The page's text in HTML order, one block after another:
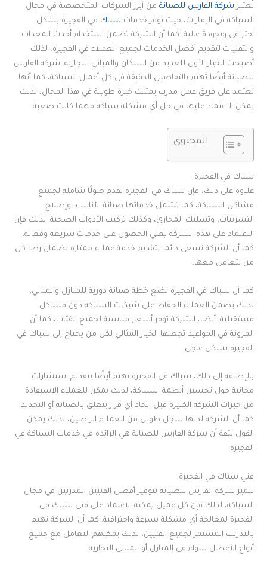
تُعتبر شركة الفارس للصيانة من أبرز الشركات المتخصصة في مجال
السباكة في الإمارات، حيث توفر خدمات سباك في الفجيرة بشكل
احترافي وبجودة عالية. كما أن الشركة تضمن استخدام أحدث المعدات
والتقنيات لتقديم أفضل الخدمات لجميع العملاء في الفجيرة، لذلك
أصبحت الخيار الأول للعديد من السكان والمباني التجارية. شركة الفارس
للصيانة أيضًا تهتم بالتفاصيل الدقيقة في كل أعمال السباكة، كما أنها
تعتمد على فريق عمل مدرب يمتلك خبرة طويلة في هذا المجال، لذلك
يمكن الاعتماد عليها في حل أي مشكلة سباكة مهما كانت صعبة.
المحتوى
سباك في الفجيرة
علاوة على ذلك، فإن سباك في الفجيرة تقدم حلولًا شاملة لجميع
مشاكل السباكة، كما تشمل خدماتها صيانة الأنابيب، وإصلاح
التسريبات، وتسليك المجاري، وكذلك تركيب الأدوات الصحية. لذلك فإن
الاعتماد على هذه الشركة يعني الحصول على خدمات سريعة وفعالة،
كما أن الشركة تسعى دائما لتقديم خدمة عملاء ممتازة لضمان رضا كل
من يتعامل معها.
كما أن سباك في الفجيرة تضع خطة صيانة دورية للمنازل والمباني،
لذلك يضمن العملاء الحفاظ على شبكات السباكة دون مشاكل
مستقبلية. أيضا، الشركة توفر أسعار مناسبة لجميع الفئات، كما أن
المرونة في المواعيد تجعلها الخيار المثالي لكل من يحتاج إلى سباك في
الفجيرة بشكل عاجل.
بالإضافة إلى ذلك، سباك في الفجيرة تهتم أيضًا بتقديم استشارات
مجانية حول تحسين أنظمة السباكة، لذلك يمكن للعملاء الاستفادة
من خبرات الشركة الكبيرة قبل اتخاذ أي قرار يتعلق بالصيانة أو التجديد.
كما أن الشركة لديها سجل طويل من العملاء الراضين، لذلك يمكن
القول بثقة أن شركة الفارس للصيانة هي الرائدة في خدمات السباكة في
الفجيرة.
فني سباك في الفجيرة
تتميز شركة الفارس للصيانة بتوفير أفضل الفنيين المدربين في مجال
السباكة، لذلك فإن كل عميل يمكنه الاعتماد على فني سباك في
الفجيرة لمعالجة أي مشكلة بسرعة واحترافية. كما أن الشركة تهتم
بالتدريب المستمر لجميع الفنيين، لذلك يمكنهم التعامل مع جميع
أنواع الأعطال سواء في المنازل أو المباني التجارية.